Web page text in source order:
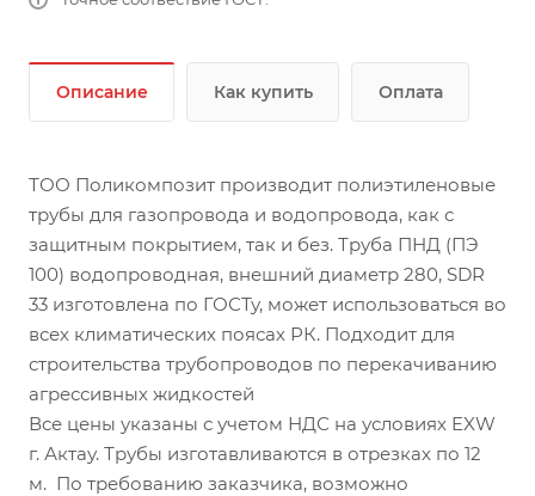
Описание Как купить Оплата
ТОО Поликомпозит производит полиэтиленовые
трубы для газопровода и водопровода, как с
защитным покрытием, так и без. Труба ПНД (ПЭ
100) водопроводная, внешний диаметр 280, SDR
33 изготовлена по ГОСТу, может использоваться во
всех климатических поясах РК. Подходит для
строительства трубопроводов по перекачиванию
агрессивных жидкостей
Все цены указаны с учетом НДС на условиях EXW
г. Актау. Трубы изготавливаются в отрезках по 12
м. По требованию заказчика, возможно